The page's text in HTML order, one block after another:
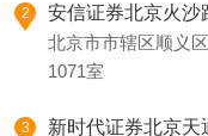
2 安信证券北京火沙
北京市市辖区顺义
1071室
3 新时代证券北京天